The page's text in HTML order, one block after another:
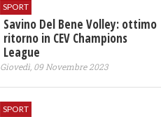
SPORT
Savino Del Bene Volley: ottimo
ritorno in CEV Champions
League
Giovedì, 09 Novembre 2023
SPORT